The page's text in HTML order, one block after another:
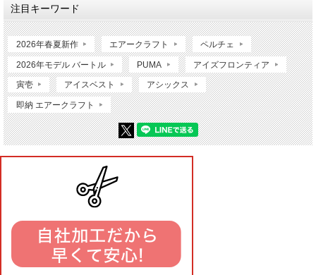
注目キーワード
2026年春夏新作 エアークラフト ペルチェ
2026年モデル バートル PUMA アイズフロンティア
寅壱 アイスベスト アシックス
即納 エアークラフト